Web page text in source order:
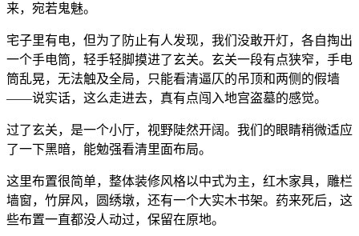
来，宛若鬼魅。
宅子里有电，但为了防止有人发现，我们没敢开灯，各自掏出
一个手电筒，轻手轻脚摸进了玄关。玄关一段有点狭窄，手电
筒乱晃，无法触及全局，只能看清逼仄的吊顶和两侧的假墙
——说实话，这么走进去，真有点闯入地宫盗墓的感觉。
过了玄关，是一个小厅，视野陡然开阔。我们的眼睛稍微适应
了一下黑暗，能勉强看清里面布局。
这里布置很简单，整体装修风格以中式为主，红木家具，雕栏
墙窗，竹屏风，圆绣墩，还有一个大实木书架。药来死后，这
些布置一直都没人动过，保留在原地。